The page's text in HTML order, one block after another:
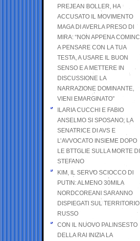
PREJEAN BOLLER, HA
ACCUSATO IL MOVIMENTO
MAGA DI AVERLA PRESO DI
MIRA: “NON APPENA COMINCI
A PENSARE CON LA TUA
TESTA, A USARE IL BUON
SENSO E A METTERE IN
DISCUSSIONE LA
NARRAZIONE DOMINANTE,
VIENI EMARGINATO”
ILARIA CUCCHI E FABIO
ANSELMO SI SPOSANO; LA
SENATRICE DI AVS E
L’AVVOCATO INSIEME DOPO
LE BTTGLIE SULLA MORTE DI
STEFANO
KIM, IL SERVO SCIOCCO DI
PUTIN: ALMENO 30MILA
NORDCOREANI SARANNO
DISPIEGATI SUL TERRITORIO
RUSSO
CON IL NUOVO PALINSESTO
DELLA RAI INIZIA LA